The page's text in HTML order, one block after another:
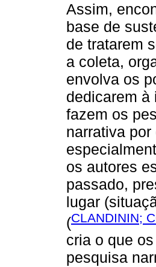
Assim,
base de
de tratarem
a coleta,
envolva os
dedicarem à
fazem os
narrativa
os autores
passado,
lugar
(CLANDININ;
cria o que
pesquisa